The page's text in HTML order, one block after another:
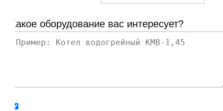
Какое оборудование вас интересует?